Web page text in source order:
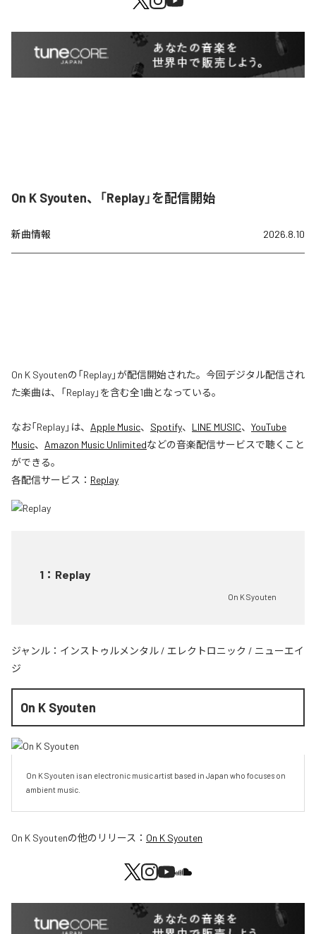
On K Syouten、「Replay」を配信開始
新曲情報 2026.8.10
On K Syoutenの「Replay」が配信開始された。今回デジタル配信され
た楽曲は、「Replay」を含む全1曲となっている。
なお「Replay」は、 Apple Music、 Spotify、 LINE MUSIC、 YouTube
Music、 Amazon Music Unlimitedなどの音楽配信サービスで聴くこと
ができる。
各配信サービス： Replay
1 ： Replay
On K Syouten
ジャンル： インストゥルメンタル / エレクトロニック / ニューエイ
ジ
On K Syouten
On K Syouten is an electronic music artist based in Japan who focuses on
ambient music.
On K Syoutenの他のリリース： On K Syouten